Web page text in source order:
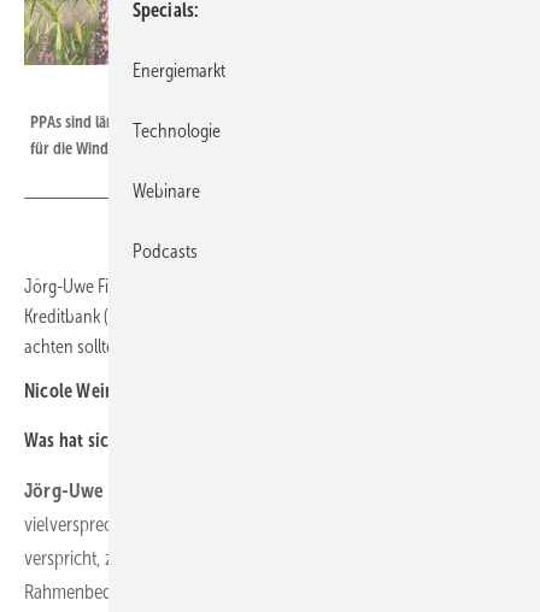
PPAs sind längst etabliert in der Solar­branche. Jetzt wird das Thema auch
für die Windkraft interessant.
Jörg-Uwe Fischer, Fachbereichsleiter New Energies bei der Deutschen
Kreditbank (DKB), erklärt, worauf Planer jetzt bei der Finanzierung
achten sollten.
Nicole Weinhold
Was hat sich verändert durch den Regierungswechsel?
Jörg-Uwe Fischer:
vielversprechende und vor allem ambitioniertere Ziele setzt und
verspricht, zur Zielerreichung natürlich auch die entsprechenden
Rahmenbedingungen zu verbessern. Jetzt müssen wir schauen, wie
Specials
Energiemarkt
Technologie
Webinare
Podcasts